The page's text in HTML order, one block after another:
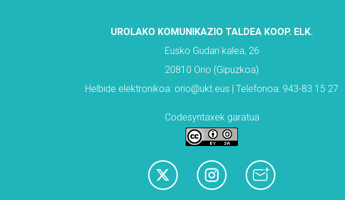
UROLAKO KOMUNIKAZIO TALDEA KOOP. ELK.
Eusko Gudari kalea, 26
20810 Orio (Gipuzkoa)
Helbide elektronikoa: orio@ukt.eus | Telefonoa: 943-83 15 27
Codesyntaxek garatua